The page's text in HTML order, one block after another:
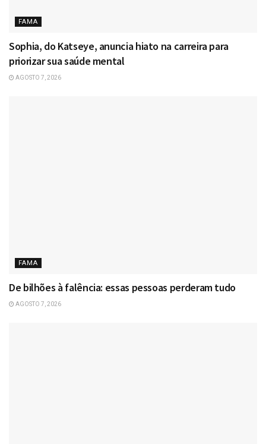
FAMA
Sophia, do Katseye, anuncia hiato na carreira para
priorizar sua saúde mental
AGOSTO 7, 2026
FAMA
De bilhões à falência: essas pessoas perderam tudo
AGOSTO 7, 2026